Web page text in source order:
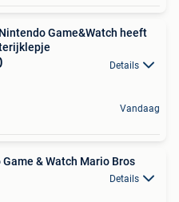
Game&Watch heeft
Details
Vandaag
& Watch Mario Bros
Details